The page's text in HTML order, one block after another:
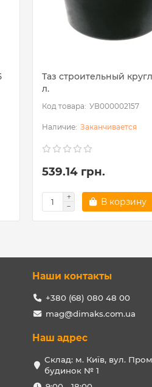
Таз строительный
л.
УВ000002157
Заканчивается
539.14 грн.
В корзину
Наши контакты
+380 (68) 080 48 00
mag@dimaks.com.ua
Наш адрес
Склад: м. Київ, вул.
будинок № 1